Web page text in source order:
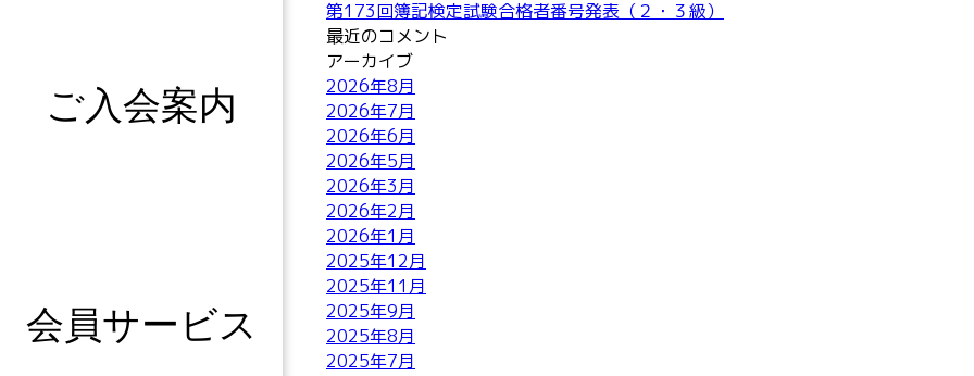
ご入会案内
会員サービス
第173回簿記検定試験合格者番号発表（２・３級）
最近のコメント
アーカイブ
2026年8月
2026年7月
2026年6月
2026年5月
2026年3月
2026年2月
2026年1月
2025年12月
2025年11月
2025年9月
2025年8月
2025年7月